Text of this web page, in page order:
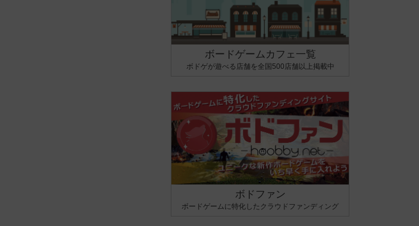
ボードゲームカフェ一覧
ボドゲが遊べる店舗を全国500店舗以上掲載中
ボドファン
ボードゲームに特化したクラウドファンディング